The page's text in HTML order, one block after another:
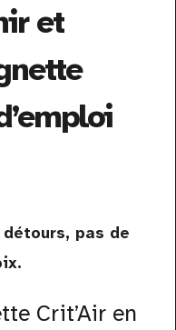
et
pas de
Crit’Air en